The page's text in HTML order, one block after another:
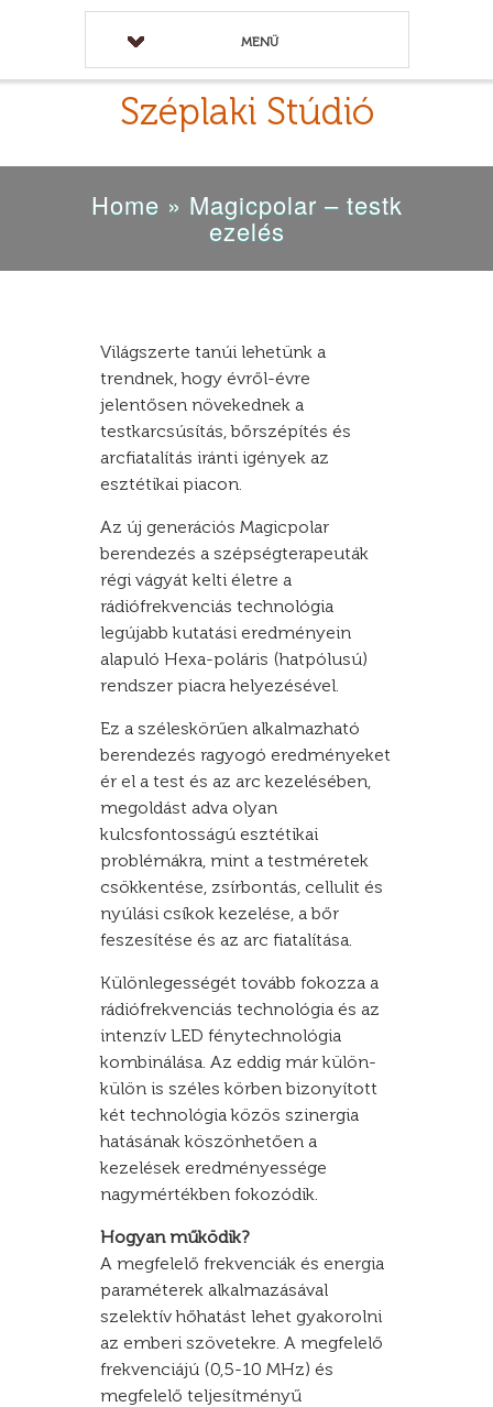
MENÜ
Széplaki Stúdió
Home » Magicpolar – testk
ezelés
Világszerte tanúi lehetünk a
trendnek, hogy évről-évre
jelentősen növekednek a
testkarcsúsítás, bőrszépítés és
arcfiatalítás iránti igények az
esztétikai piacon.
Az új generációs Magicpolar
berendezés a szépségterapeuták
régi vágyát kelti életre a
rádiófrekvenciás technológia
legújabb kutatási eredményein
alapuló Hexa-poláris (hatpólusú)
rendszer piacra helyezésével.
Ez a széleskörűen alkalmazható
berendezés ragyogó eredményeket
ér el a test és az arc kezelésében,
megoldást adva olyan
kulcsfontosságú esztétikai
problémákra, mint a testméretek
csökkentése, zsírbontás, cellulit és
nyúlási csíkok kezelése, a bőr
feszesítése és az arc fiatalítása.
Különlegességét tovább fokozza a
rádiófrekvenciás technológia és az
intenzív LED fénytechnológia
kombinálása. Az eddig már külön-
külön is széles körben bizonyított
két technológia közös szinergia
hatásának köszönhetően a
kezelések eredményessége
nagymértékben fokozódik.
Hogyan működik?
A megfelelő frekvenciák és energia
paraméterek alkalmazásával
szelektív hőhatást lehet gyakorolni
az emberi szövetekre. A megfelelő
frekvenciájú (0,5-10 MHz) és
megfelelő teljesítményű